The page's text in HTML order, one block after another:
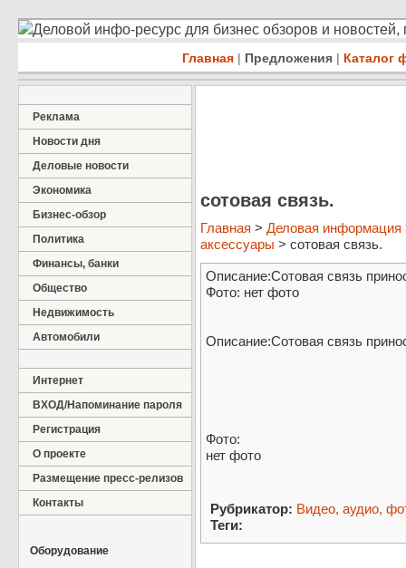
Деловой инфо-ресурс для бизнес обзоров и
Главная | Предложения | Каталог
Реклама
Новости дня
Деловые новости
Экономика
Бизнес-обзор
Политика
Финансы, банки
Общество
Недвижимость
Автомобили
Интернет
ВХОД/Напоминание пароля
Регистрация
О проекте
Размещение пресс-релизов
Контакты
Оборудование
сотовая связь.
Главная > Деловая информация
аксессуары > сотовая связь.
Описание:Сотовая связь
Фото: нет фото
Описание:Сотовая связь
Фото:
нет фото
Рубрикатор: Видео, аудио,
Теги: